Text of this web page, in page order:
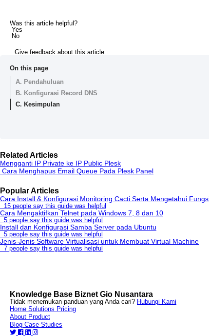
Was this article helpful?
Yes
No
Give feedback about this article
On this page
A. Pendahuluan
B. Konfigurasi Record DNS
C. Kesimpulan
Related Articles
Mengganti IP Private ke IP Public Plesk
Cara Menghapus Email Queue Pada Plesk Panel
Popular Articles
Cara Install & Konfigurasi Monitoring Cacti Serta Mengetahui
15 people say this guide was helpful
Cara Mengaktifkan Telnet pada Windows 7, 8 dan 10
5 people say this guide was helpful
Install dan Konfigurasi Samba Server pada Ubuntu
5 people say this guide was helpful
Jenis-Jenis Software Virtualisasi untuk Membuat Virtual Machine
7 people say this guide was helpful
Knowledge Base Biznet Gio Nusantara
Tidak menemukan panduan yang Anda cari? Hubungi Kami
Home Solutions Pricing
About Product
Blog Case Studies